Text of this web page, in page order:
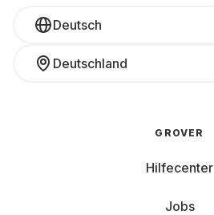
Deutsch
Deutschland
GROVER
Hilfecenter
Jobs